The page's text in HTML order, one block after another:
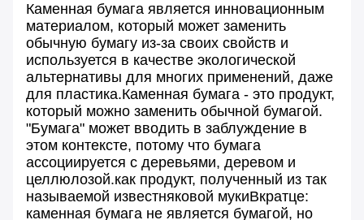
Каменная бумага является инновационным
материалом, который может заменить
обычную бумагу из-за своих свойств и
используется в качестве экологической
альтернативы для многих применений, даже
для пластика.Каменная бумага - это продукт,
который можно заменить обычной бумагой.
"Бумага" может вводить в заблуждение в
этом контексте, потому что бумага
ассоциируется с деревьями, деревом и
целлюлозой.как продукт, полученный из так
называемой известняковой мукиВкратце:
каменная бумага не является бумагой, но